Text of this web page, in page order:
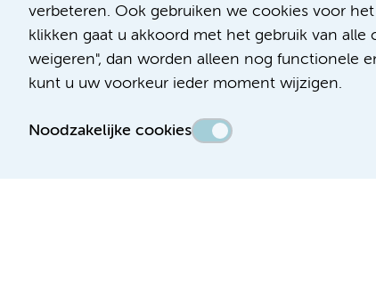
verbeteren. Ook gebruiken we cookies voor
klikken gaat u akkoord met het gebruik van
weigeren", dan worden alleen nog functionele
kunt u uw voorkeur ieder moment wijzigen.
Noodzakelijke cookies
Meibergdreef 9
1105 AZ Amsterdam
Telefoon:
De Boelelaan 1117
1081 HV Amsterdam
Telefoon: